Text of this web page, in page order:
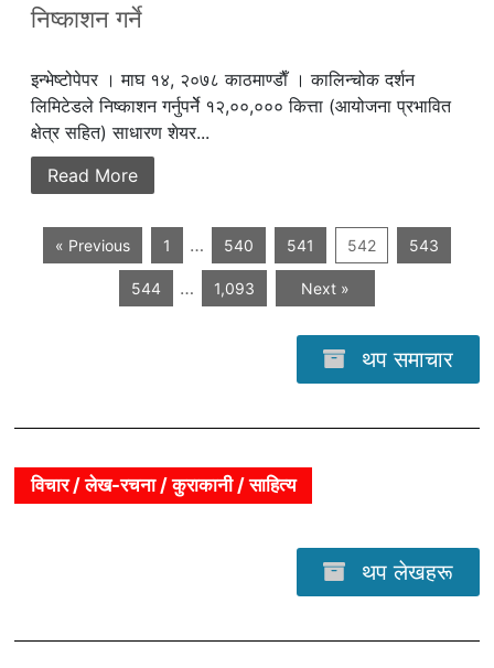
निष्काशन गर्ने
इन्भेष्टोपेपर । माघ १४, २०७८ काठमाण्डाैँ । कालिन्चोक दर्शन
लिमिटेडले निष्काशन गर्नुपर्नेे १२,००,००० कित्ता (आयोजना प्रभावित
क्षेत्र सहित) साधारण शेयर...
Read More
« Previous 1 … 540 541 542 543
544 … 1,093 Next »
थप समाचार
विचार / लेख-रचना / कुराकानी / साहित्य
थप लेखहरू